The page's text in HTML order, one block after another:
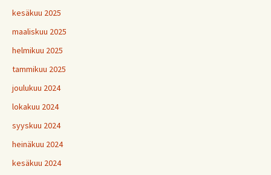
kesäkuu 2025
maaliskuu 2025
helmikuu 2025
tammikuu 2025
joulukuu 2024
lokakuu 2024
syyskuu 2024
heinäkuu 2024
kesäkuu 2024